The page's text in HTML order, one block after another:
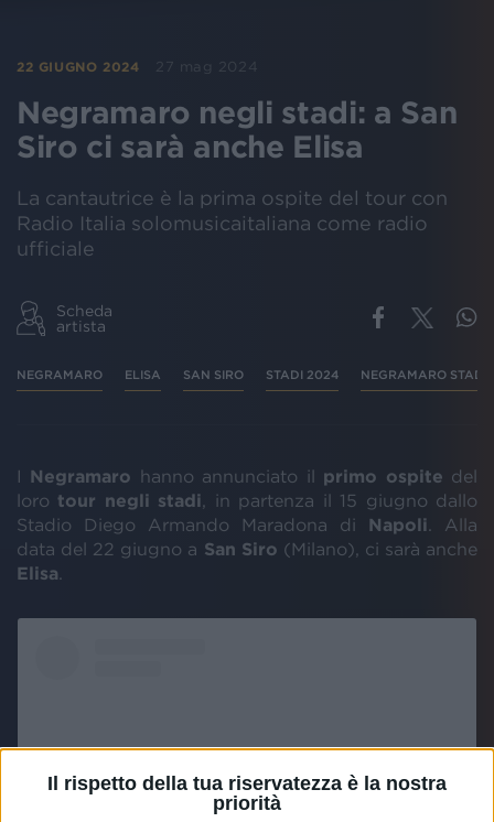
Il rispetto della tua riservatezza è la nostra
priorità
22 GIUGNO 2024 27 mag 2024
Negramaro negli stadi: a San
Siro ci sarà anche Elisa
La cantautrice è la prima ospite del tour con
Radio Italia solomusicaitaliana come radio
ufficiale
Scheda
artista
NEGRAMARO ELISA SAN SIRO STADI 2024 NEGRAMARO STADI
I Negramaro hanno annunciato il primo ospite del
loro tour negli stadi , in partenza il 15 giugno dallo
Stadio Diego Armando Maradona di Napoli . Alla
data del 22 giugno a San Siro (Milano), ci sarà anche
Elisa